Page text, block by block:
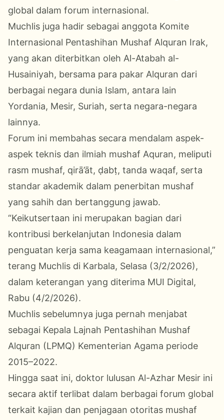
global dalam forum internasional.
Muchlis juga hadir sebagai anggota Komite
Internasional Pentashihan Mushaf Alquran Irak,
yang akan diterbitkan oleh Al-Atabah al-
Husainiyah, bersama para pakar Alquran dari
berbagai negara dunia Islam, antara lain
Yordania, Mesir, Suriah, serta negara-negara
lainnya.
Forum ini membahas secara mendalam aspek-
aspek teknis dan ilmiah mushaf Aquran, meliputi
rasm mushaf, qirā’āt, ḍabṭ, tanda waqaf, serta
standar akademik dalam penerbitan mushaf
yang sahih dan bertanggung jawab.
“Keikutsertaan ini merupakan bagian dari
kontribusi berkelanjutan Indonesia dalam
penguatan kerja sama keagamaan internasional,”
terang Muchlis di Karbala, Selasa (3/2/2026),
dalam keterangan yang diterima MUI Digital,
Rabu (4/2/2026).
Muchlis sebelumnya juga pernah menjabat
sebagai Kepala Lajnah Pentashihan Mushaf
Alquran (LPMQ) Kementerian Agama periode
2015–2022.
Hingga saat ini, doktor lulusan Al-Azhar Mesir ini
secara aktif terlibat dalam berbagai forum global
terkait kajian dan penjagaan otoritas mushaf